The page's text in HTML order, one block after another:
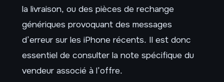
la livraison, ou des pièces de rechange
génériques provoquant des messages
d’erreur sur les iPhone récents. Il est donc
essentiel de consulter la note spécifique du
vendeur associé à l’offre.